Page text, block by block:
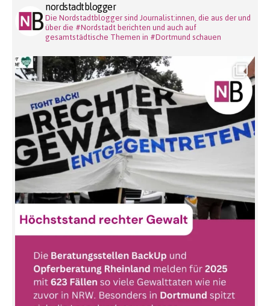
nordstadtblogger
Die Nordstadtblogger sind Journalist:innen, die aus der und
über die #Nordstadt berichten und auch auf
gesamtstädtische Themen in #Dortmund schauen